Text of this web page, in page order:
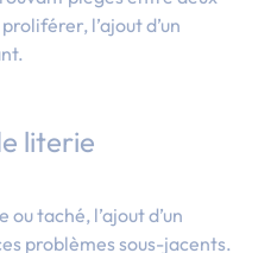
l’ajout d’un
literie
taché, l’ajout d’un
problèmes sous-jacents.